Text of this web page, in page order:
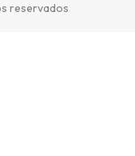
reservados